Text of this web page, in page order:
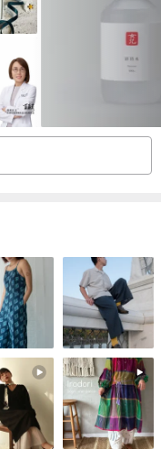
橘子精油、乳化劑。
品變質；請將產品放置
成色會有差異，不影響
，請用毛巾沾水按壓或清
醫生。